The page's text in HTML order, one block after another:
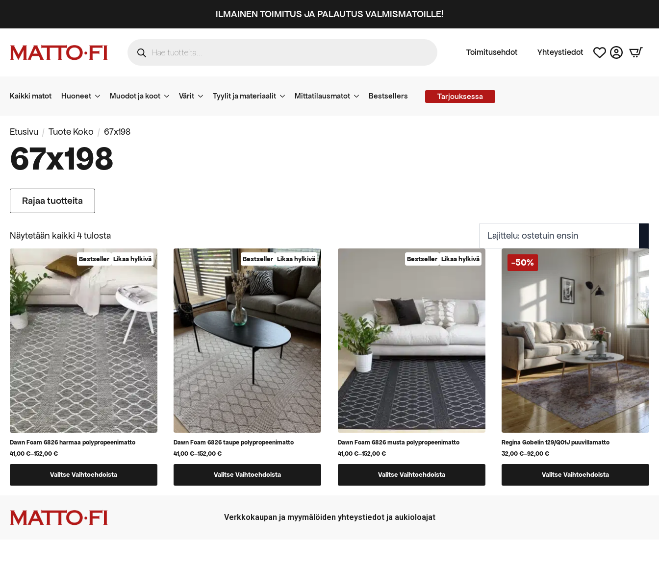
ILMAINEN TOIMITUS JA PALAUTUS VALMISMATOILLE!
search
Toimitusehdot Yhteystiedot
Kaikki matot Huoneet Muodot ja koot Värit Tyylit ja materiaalit Mittatilausmatot Bestsellers Tarjouksessa
Etusivu Tuote Koko 67x198
67x198
Rajaa tuotteita
Näytetään kaikki 4 tulostaSuosituimmat
ensin
Bestseller Likaa hylkivä
Dawn Foam 6826 harmaa polypropeenimatto
41,00€–152,00€
Hintaluokka:
41,00 €
Valitse Vaihtoehdoista
tuotteella
useampi
muunnelma.
Bestseller Likaa hylkivä
Dawn Foam 6826 taupe polypropeenimatto
41,00€–152,00€
Hintaluokka:
41,00 €
Valitse Vaihtoehdoista
tuotteella
Bestseller Likaa hylkivä
Dawn Foam 6826 musta polypropeenimatto
41,00€–152,00€
Hintaluokka:
41,00 €
Valitse Vaihtoehdoista
tuotteella
muunnelma.
-50%
Regina Gobelin 129/Q01J puuvillamatto
32,00€–92,00€
Hintaluokka:
32,00 €
Valitse Vaihtoehdoista
tuotteella
Verkkokaupan ja myymälöiden yhteystiedot ja aukioloajat